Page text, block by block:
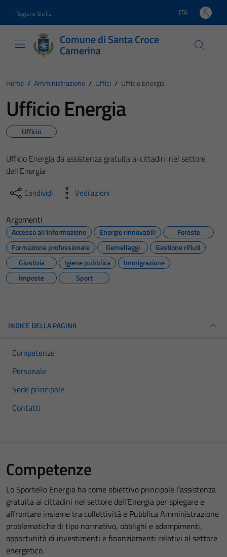
Regione Sicilia Lingua attiva:
ITA
Comune di Santa Croce
Camerina
Home / Amministrazione / Uffici / Ufficio Energia
Ufficio Energia
Ufficio
Ufficio Energia da assistenza gratuita ai cittadini nel settore
dell'Energia
Condividi Vedi azioni
Argomenti
Accesso all'informazione Energie rinnovabili
Foreste
Formazione professionale
Gemellaggi
Gestione rifiuti
Giustizia
Igiene pubblica
Immigrazione
Imposte
Sport
INDICE DELLA PAGINA
Competenze
Personale
Sede principale
Contatti
Competenze
Lo Sportello Energia ha come obiettivo principale l’assistenza
gratuita ai cittadini nel settore dell’Energia per spiegare e
affrontare insieme tra collettività e Pubblica Amministrazione
problematiche di tipo normativo, obblighi e adempimenti,
opportunità di investimenti e finanziamenti relativi al settore
energetico.